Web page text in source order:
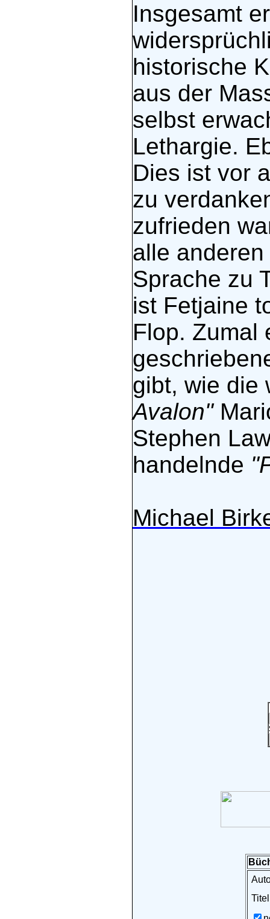
Insgesamt
historische
aus der
selbst
Lethargie.
Dies ist vor
zu
zufrieden
alle
Sprache zu
ist Fetjaine
Flop. Zumal
gibt, wie die
Avalon"
Stephen
handelnde
Michael